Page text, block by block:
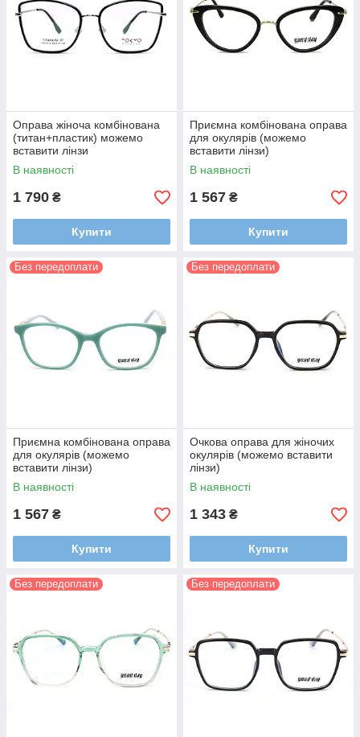
Оправа жіноча комбінована
(титан+пластик) можемо
вставити лінзи
В наявності
1 790 ₴
Купити
Приємна комбінована оправа
для окулярів (можемо
вставити лінзи)
В наявності
1 567 ₴
Купити
Без передоплати
Приємна комбінована оправа
для окулярів (можемо
вставити лінзи)
В наявності
1 567 ₴
Купити
Без передоплати
Очкова оправа для жіночих
окулярів (можемо вставити
лінзи)
В наявності
1 343 ₴
Купити
Без передоплати Без передоплати